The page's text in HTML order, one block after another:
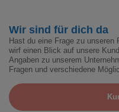
Wir sind für dich da
Hast du eine Frage zu unseren
wirf einen Blick auf unsere
Angaben zu unserem
Fragen und verschiedene